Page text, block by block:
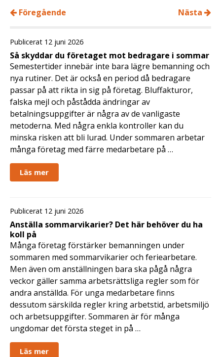
Föregående Nästa
Publicerat 12 juni 2026
Så skyddar du företaget mot bedragare i sommar
Semestertider innebär inte bara lägre bemanning och
nya rutiner. Det är också en period då bedragare
passar på att rikta in sig på företag. Bluffakturor,
falska mejl och påstådda ändringar av
betalningsuppgifter är några av de vanligaste
metoderna. Med några enkla kontroller kan du
minska risken att bli lurad. Under sommaren arbetar
många företag med färre medarbetare på …
Läs mer
Publicerat 12 juni 2026
Anställa sommarvikarier? Det här behöver du ha
koll på
Många företag förstärker bemanningen under
sommaren med sommarvikarier och feriearbetare.
Men även om anställningen bara ska pågå några
veckor gäller samma arbetsrättsliga regler som för
andra anställda. För unga medarbetare finns
dessutom särskilda regler kring arbetstid, arbetsmiljö
och arbetsuppgifter. Sommaren är för många
ungdomar det första steget in på …
Läs mer